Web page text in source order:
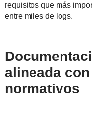
requisitos que más
entre miles de logs.
alineada
normativos